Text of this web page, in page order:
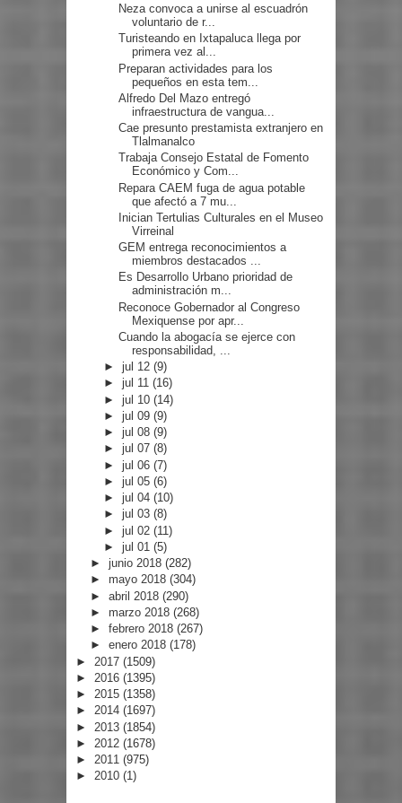
Neza convoca a unirse al escuadrón
voluntario de r...
Turisteando en Ixtapaluca llega por
primera vez al...
Preparan actividades para los
pequeños en esta tem...
Alfredo Del Mazo entregó
infraestructura de vangua...
Cae presunto prestamista extranjero en
Tlalmanalco
Trabaja Consejo Estatal de Fomento
Económico y Com...
Repara CAEM fuga de agua potable
que afectó a 7 mu...
Inician Tertulias Culturales en el Museo
Virreinal
GEM entrega reconocimientos a
miembros destacados ...
Es Desarrollo Urbano prioridad de
administración m...
Reconoce Gobernador al Congreso
Mexiquense por apr...
Cuando la abogacía se ejerce con
responsabilidad, ...
►jul 12(9)
►jul 11(16)
►jul 10(14)
►jul 09(9)
►jul 08(9)
►jul 07(8)
►jul 06(7)
►jul 05(6)
►jul 04(10)
►jul 03(8)
►jul 02(11)
►jul 01(5)
► junio 2018 (282)
► mayo 2018 (304)
► abril 2018 (290)
► marzo 2018 (268)
► febrero 2018 (267)
► enero 2018 (178)
► 2017 (1509)
► 2016 (1395)
► 2015 (1358)
► 2014 (1697)
► 2013 (1854)
► 2012 (1678)
► 2011 (975)
► 2010 (1)